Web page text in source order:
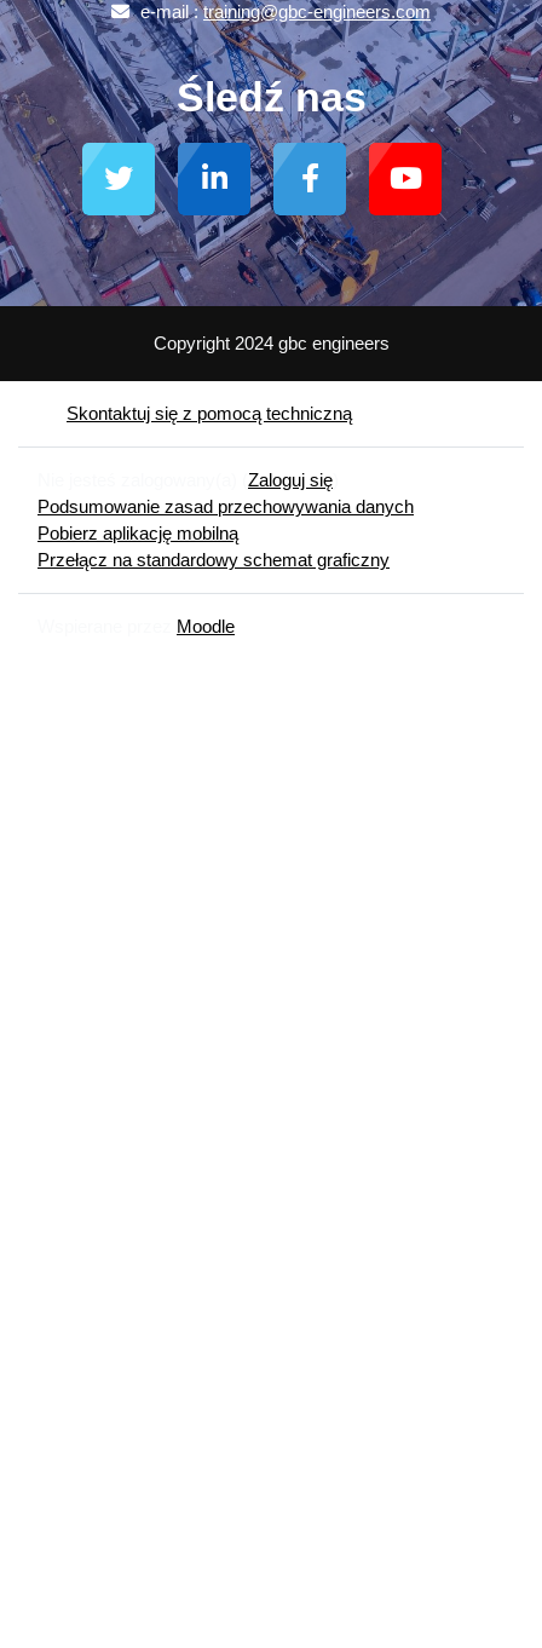
e-mail :training@gbc-engineers.com
Śledź nas
Copyright 2024 gbc engineers
Skontaktuj się z pomocą techniczną
Zaloguj się
Podsumowanie zasad przechowywania danych
Pobierz aplikację mobilną
Przełącz na standardowy schemat graficzny
Moodle